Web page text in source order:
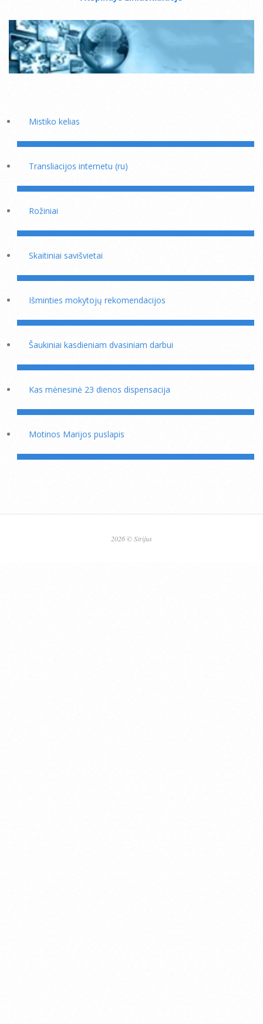
Mistiko kelias
Transliacijos internetu (ru)
Rožiniai
Skaitiniai savišvietai
Išminties mokytojų rekomendacijos
Šaukiniai kasdieniam dvasiniam darbui
Kas mėnesinė 23 dienos dispensacija
Motinos Marijos puslapis
2026 © Sirijus